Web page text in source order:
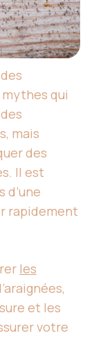
qui
mais
des
Il est
rapidement
les
et les
votre